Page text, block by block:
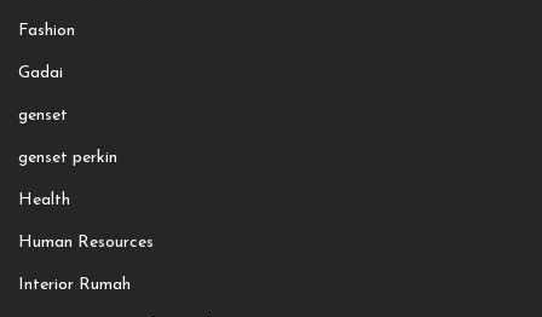
Fashion
Gadai
genset
genset perkin
Health
Human Resources
Interior Rumah